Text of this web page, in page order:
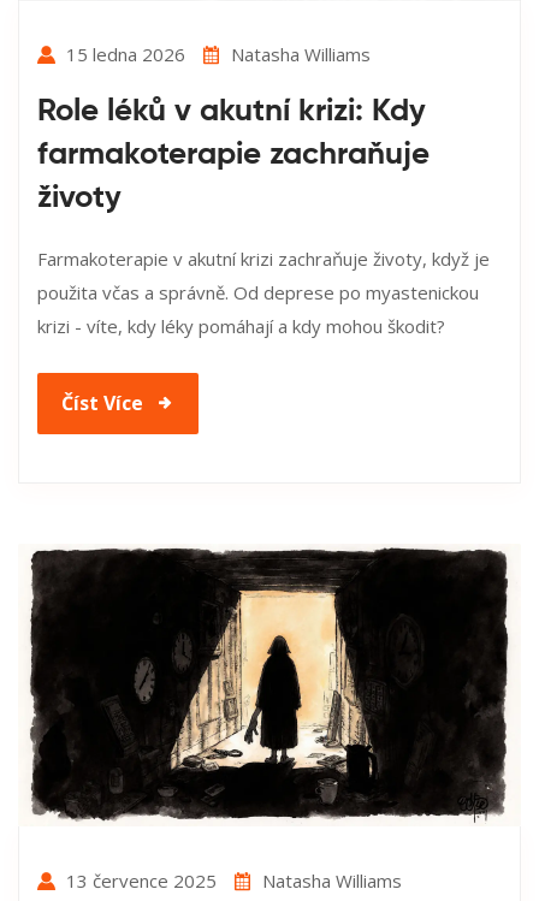
15 ledna 2026 Natasha Williams
Role léků v akutní krizi: Kdy
farmakoterapie zachraňuje
životy
Farmakoterapie v akutní krizi zachraňuje životy, když je
použita včas a správně. Od deprese po myastenickou
krizi - víte, kdy léky pomáhají a kdy mohou škodit?
Číst Více
13 července 2025 Natasha Williams